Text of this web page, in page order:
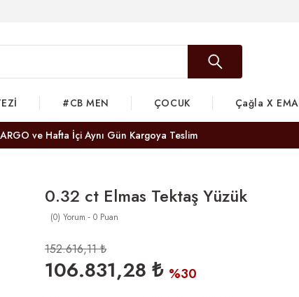
#CB MEN ÇOCUK Çağla X EMA
ve Hafta İçi Aynı Gün Kargoya Teslim
0.32 ct Elmas Tektaş Yüzük
(0) Yorum - 0 Puan
152.616,11 ₺
106.831,28 ₺ %30